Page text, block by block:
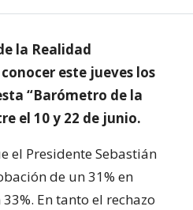
la Realidad
este jueves los
“Barómetro de la
el 10 y 22 de junio.
el Presidente Sebastián
de un 31% en
En tanto el rechazo